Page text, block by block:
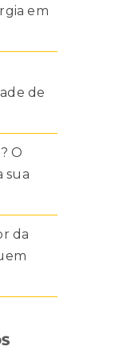
em
de
O
sua
da